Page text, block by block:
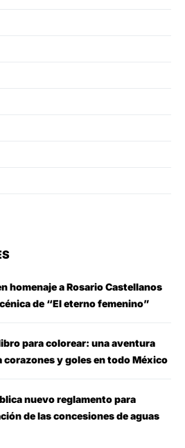
homenaje a Rosario Castellanos
de “El eterno femenino”
para colorear: una aventura
y goles en todo México
nuevo reglamento para
de las concesiones de aguas